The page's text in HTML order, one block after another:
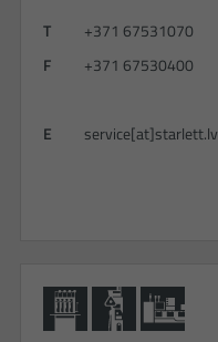
T
+371 67531070
F
+371 67530400
E service[at]starlett.lv